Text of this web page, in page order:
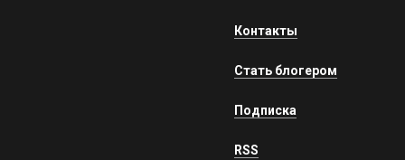
Контакты
Стать блогером
Подписка
RSS